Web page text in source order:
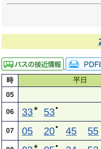
時 平日
05
06 33★ 53●
07 05 20● 45 55
★ ●